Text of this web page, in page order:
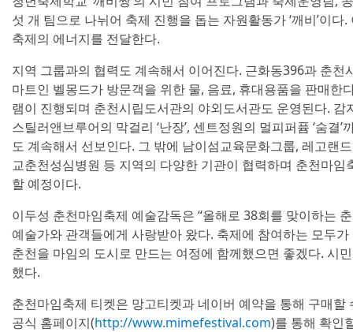
섯 개 팀으로 나뉘어 축제 진행을 돕는 자원활동가 ‘깨비’이
축제의 에너지를 전달한다.
지역 그룹과의 협력도 계속해서 이어진다. 근화동396과 춘
마트인 벨몽드가 방문객을 위한 물, 음료, 휴대용품을 판매
램이 진행되며 춘천시립도서관의 야외도서관도 운영된다. 감
스틸러앤브루어의 막걸리 ‘난장’, 센트정원의 멀피퍼퓸 ‘숨
도 계속해서 선보인다. 그 밖에 남이섬교육문화그룹, 레고랜
교춘천성심병원 등 지역의 다양한 기관이 협력하며 춘천마
할 예정이다.
이두성 춘천마임축제 예술감독은 “올해로 38회를 맞이하는
예술가와 관객들에게 사랑받아 왔다. 축제에 참여하는 모두
춘천을 마임의 도시로 만드는 여정에 함께했으면 좋겠다. 시
했다.
춘천마임축제 티켓은 망고티켓과 네이버 예약을 통해 구매
공식 홈페이지(http://www.mimefestival.com)를 통해 확인